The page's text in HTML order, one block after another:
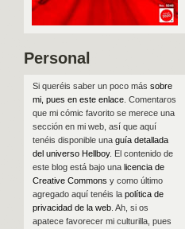
Personal
Si queréis saber un poco más sobre
mi, pues en este enlace. Comentaros
que mi cómic favorito se merece una
sección en mi web, así que aquí
tenéis disponible una guía detallada
del universo Hellboy. El contenido de
este blog está bajo una licencia de
Creative Commons y como último
agregado aquí tenéis la política de
privacidad de la web. Ah, si os
apatece favorecer mi culturilla, pues